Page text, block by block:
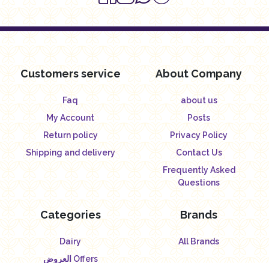
Customers service
Faq
My Account
Return policy
Shipping and delivery
About Company
about us
Posts
Privacy Policy
Contact Us
Frequently Asked
Questions
Categories
Dairy
العروض Offers
Brands
All Brands